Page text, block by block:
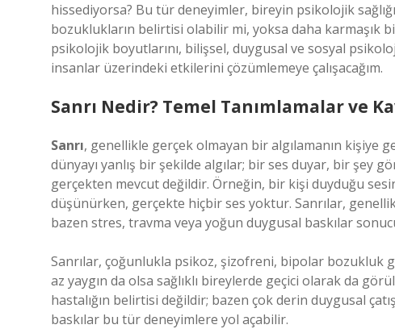
hissediyorsa? Bu tür deneyimler, bireyin psikolojik
bozuklukların belirtisi olabilir mi, yoksa daha karmaşık
psikolojik boyutlarını, bilişsel, duygusal ve sosyal
insanlar üzerindeki etkilerini çözümlemeye çalışacağım.
Sanrı Nedir? Temel Tanımlamalar ve
Sanrı, genellikle gerçek olmayan bir algılamanın kişiye
dünyayı yanlış bir şekilde algılar; bir ses duyar, bir şey
gerçekten mevcut değildir. Örneğin, bir kişi duyduğu
düşünürken, gerçekte hiçbir ses yoktur. Sanrılar,
bazen stres, travma veya yoğun duygusal baskılar
Sanrılar, çoğunlukla psikoz, şizofreni, bipolar bozukluk
az yaygın da olsa sağlıklı bireylerde geçici olarak da
hastalığın belirtisi değildir; bazen çok derin duygusal
baskılar bu tür deneyimlere yol açabilir.